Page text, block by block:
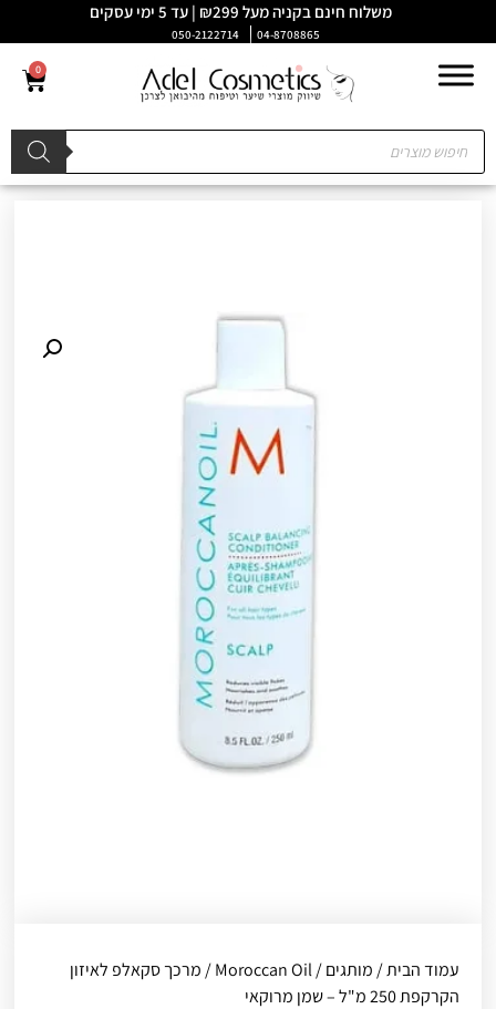
משלוח חינם בקניה מעל ₪299 | עד 5 ימי עסקים
04-8708865
050-2122714
0
עמוד הבית/מותגים/
Moroccan Oil/ מרכך סקאלפ לאיזון
הקרקפת 250 מ"ל – שמן מרוקאי